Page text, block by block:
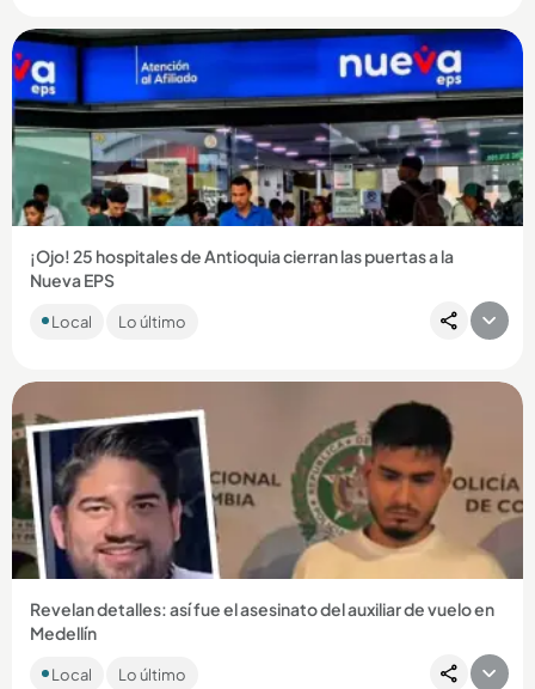
Compartir Noticia
¡Ojo! 25 hospitales de Antioquia cierran las puertas a la
Nueva EPS
Entre los centros médicos se encuentran el Hospital General
de Medellín y el Marco Fidel Suárez de Bello, que no
Local Lo último
Compartir Noticia
Revelan detalles: así fue el asesinato del auxiliar de vuelo en
Medellín
El cuerpo de Eric Fernando Gutiérrez Molina fue encontrado
en Jericó, Suroeste antioqueño....
Local Lo último